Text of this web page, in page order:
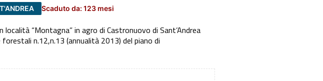
Scaduto da: 123 mesi
“Montagna” in agro di Castronuovo di Sant’Andrea
n.12,n.13 (annualità 2013) del piano di